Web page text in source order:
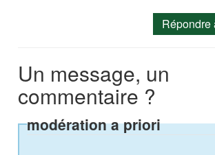
Répondre
Un message, un
commentaire ?
modération a priori